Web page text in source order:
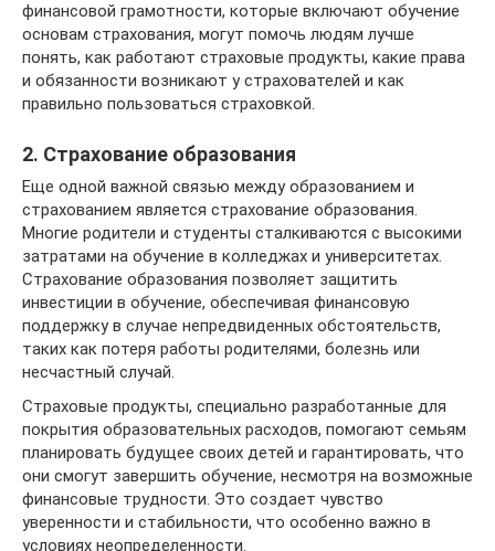
финансовой грамотности, которые включают обучение
основам страхования, могут помочь людям лучше
понять, как работают страховые продукты, какие права
и обязанности возникают у страхователей и как
правильно пользоваться страховкой.
2. Страхование образования
Еще одной важной связью между образованием и
страхованием является страхование образования.
Многие родители и студенты сталкиваются с высокими
затратами на обучение в колледжах и университетах.
Страхование образования позволяет защитить
инвестиции в обучение, обеспечивая финансовую
поддержку в случае непредвиденных обстоятельств,
таких как потеря работы родителями, болезнь или
несчастный случай.
Страховые продукты, специально разработанные для
покрытия образовательных расходов, помогают семьям
планировать будущее своих детей и гарантировать, что
они смогут завершить обучение, несмотря на возможные
финансовые трудности. Это создает чувство
уверенности и стабильности, что особенно важно в
условиях неопределенности.